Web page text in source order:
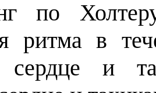
по
ритма в
сердце и